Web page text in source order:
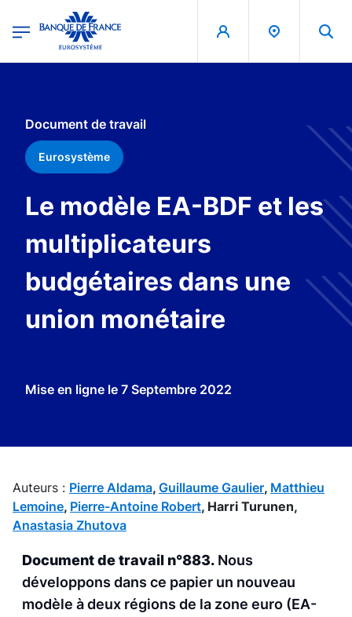
Banque de France - Menu Principal
Document de travail
Eurosystème
Le modèle EA-BDF et les
multiplicateurs
budgétaires dans une
union monétaire
Mise en ligne le 7 Septembre 2022
Auteurs : Pierre Aldama, Guillaume Gaulier, Matthieu
Lemoine, Pierre-Antoine Robert, Harri Turunen,
Anastasia Zhutova
Document de travail n°883. Nous
développons dans ce papier un nouveau
modèle à deux régions de la zone euro (EA-